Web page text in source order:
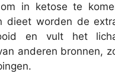
in ketose te
dieet worden de
en vult het
anderen bronnen,